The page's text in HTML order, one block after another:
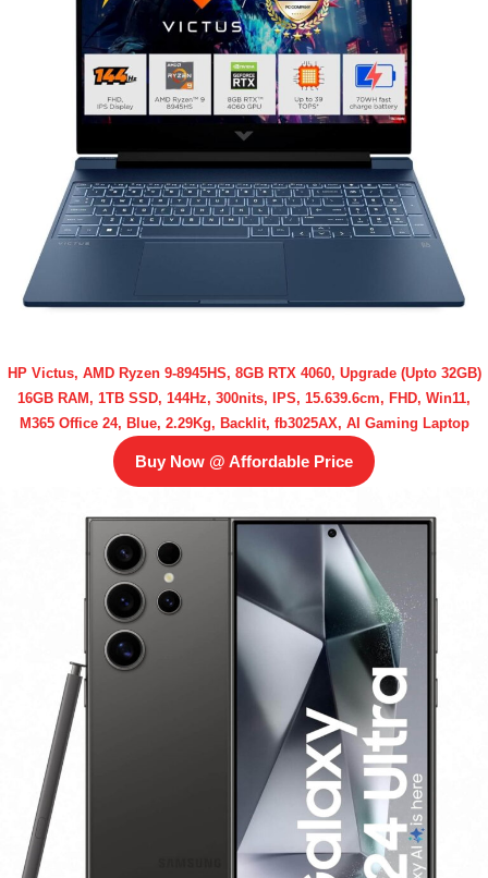
HP Victus, AMD Ryzen 9-8945HS, 8GB RTX 4060, Upgrade (Upto 32GB)
16GB RAM, 1TB SSD, 144Hz, 300nits, IPS, 15.639.6cm, FHD, Win11,
M365 Office 24, Blue, 2.29Kg, Backlit, fb3025AX, AI Gaming Laptop
Buy Now @ Affordable Price